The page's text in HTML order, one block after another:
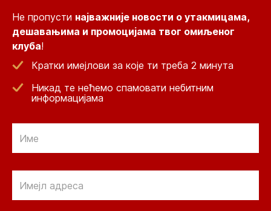
Не пропусти најважније новости о утакмицама,
дешавањима и промоцијама твог омиљеног
клуба!
Кратки имејлови за које ти треба 2 минута
Никад те нећемо спамовати небитним
информацијама